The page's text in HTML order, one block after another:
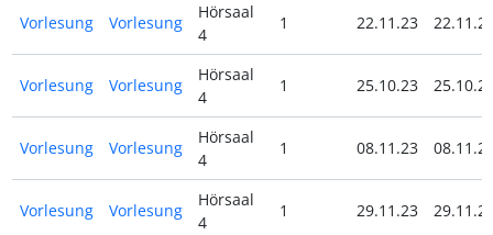
Vorlesung Vorlesung
Hörsaal
4
1 22.11.23
Vorlesung Vorlesung
Hörsaal
4
1 25.10.23
Vorlesung Vorlesung
Hörsaal
4
1 08.11.23
Vorlesung Vorlesung
Hörsaal
4
1 29.11.23